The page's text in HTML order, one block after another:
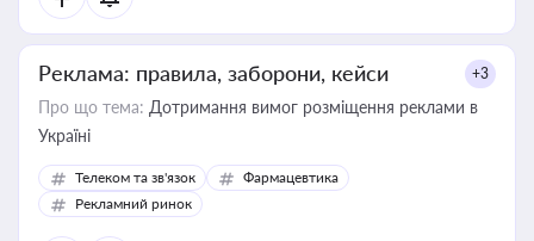
Реклама: правила, заборони, кейси +3
Про що тема: Дотримання вимог розміщення реклами в
Україні
Телеком та зв'язок
Фармацевтика
Рекламний ринок